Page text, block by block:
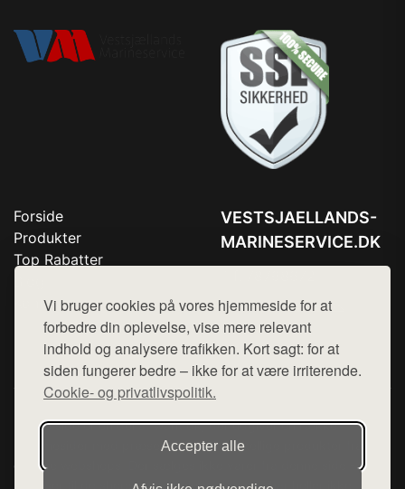
Vi bruger cookies på vores hjemmeside for at
forbedre din oplevelse, vise mere relevant
indhold og analysere trafikken. Kort sagt: for at
siden fungerer bedre – ikke for at være irriterende.
Cookie- og privatlivspolitik.
Accepter alle
Forside
Produkter
Top Rabatter
Kontakt
VESTSJAELLANDS-
MARINESERVICE.DK
Mail:hej@want.dk
Cookie- og privatlivspolitik
Denne side er en del af want.dk, der udgiver en række
hjemmesider med præsentation af forskellige produkter fra
diverse webshops. Der sælges ikke varer fra denne side - vi
henviser til de shops, som sælger varen. Vi har heller ikke